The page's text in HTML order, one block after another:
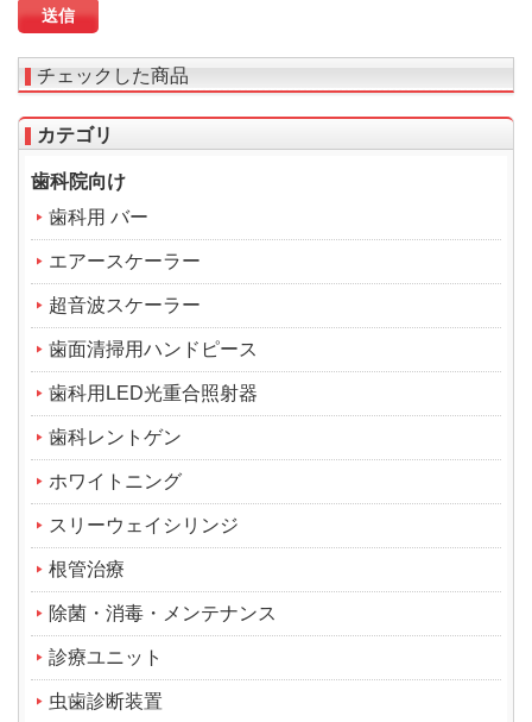
チェックした商品
カテゴリ
歯科院向け
歯科用 バー
エアースケーラー
超音波スケーラー
歯面清掃用ハンドピース
歯科用LED光重合照射器
歯科レントゲン
ホワイトニング
スリーウェイシリンジ
根管治療
除菌・消毒・メンテナンス
診療ユニット
虫歯診断装置